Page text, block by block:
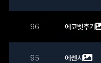
96 에코벳후기
95 에쎈시